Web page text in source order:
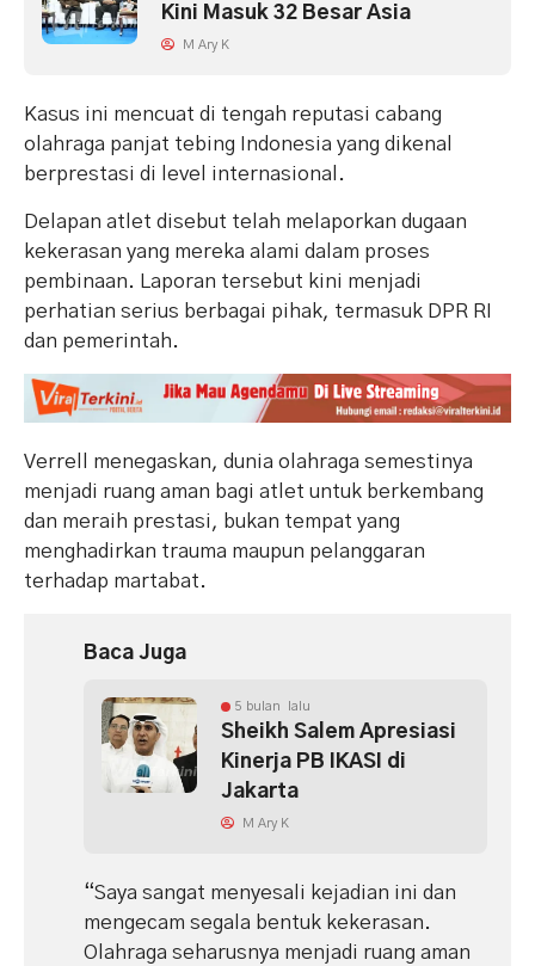
Kini Masuk 32 Besar Asia
M Ary K
Kasus ini mencuat di tengah reputasi cabang
olahraga panjat tebing Indonesia yang dikenal
berprestasi di level internasional.
Delapan atlet disebut telah melaporkan dugaan
kekerasan yang mereka alami dalam proses
pembinaan. Laporan tersebut kini menjadi
perhatian serius berbagai pihak, termasuk DPR RI
dan pemerintah.
Verrell menegaskan, dunia olahraga semestinya
menjadi ruang aman bagi atlet untuk berkembang
dan meraih prestasi, bukan tempat yang
menghadirkan trauma maupun pelanggaran
terhadap martabat.
Baca Juga
5 bulan lalu
Sheikh Salem Apresiasi
Kinerja PB IKASI di
Jakarta
M Ary K
“Saya sangat menyesali kejadian ini dan
mengecam segala bentuk kekerasan.
Olahraga seharusnya menjadi ruang aman